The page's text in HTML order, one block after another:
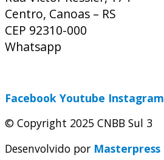
Centro, Canoas – RS
CEP 92310-000
Whatsapp
Facebook Youtube Instagram
© Copyright 2025 CNBB Sul 3
Desenvolvido por Masterpress